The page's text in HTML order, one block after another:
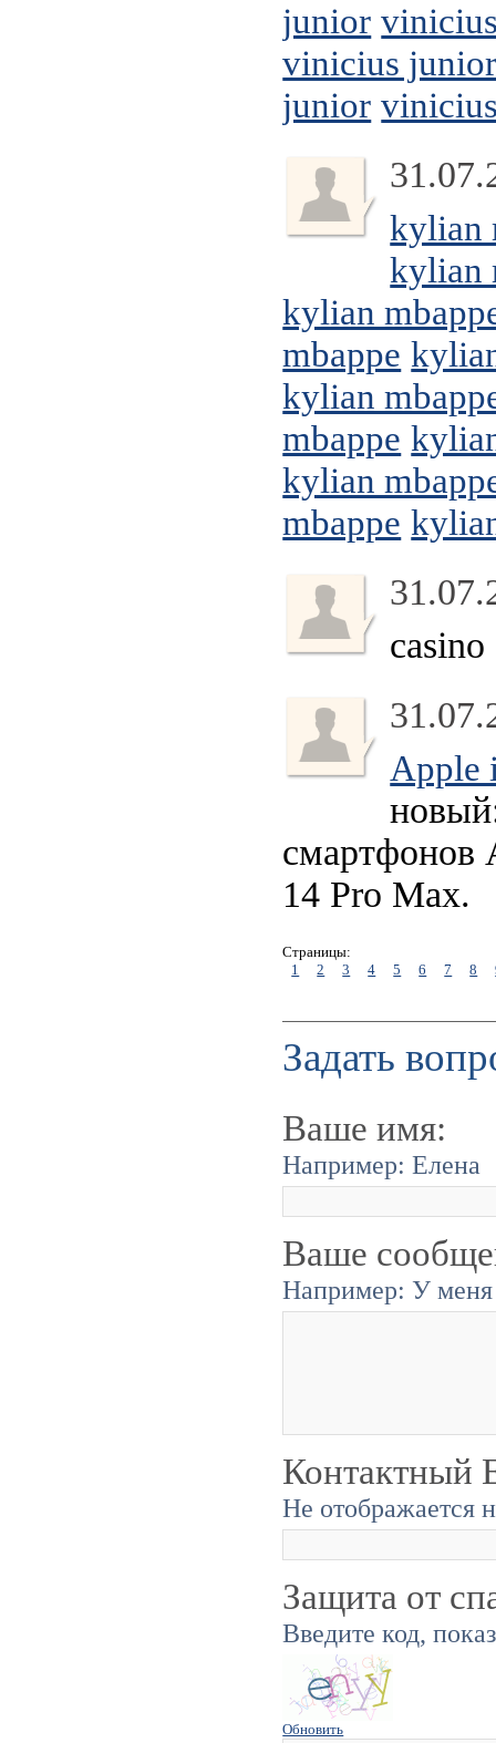
junior
vinicius
junior
kylian
kylian
kylian
mbappe
kylian
mbappe
kylian
mbappe
Apple
смартфонов
14 Pro Max.
Страницы:
1
2 3 4 5 6 7 8
Задать
Ваше имя:
Например: Елена
Ваше
Например: У меня
Контактный
Не отображается
Защита от
Введите код,
Обновить